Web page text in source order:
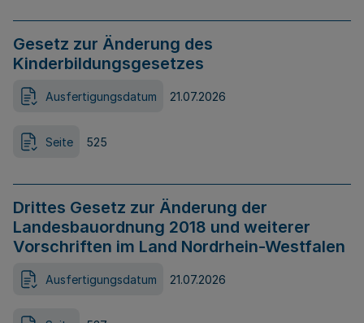
Gesetz zur Änderung des
Kinderbildungsgesetzes
Ausfertigungsdatum 21.07.2026
Seite 525
Drittes Gesetz zur Änderung der
Landesbauordnung 2018 und weiterer
Vorschriften im Land Nordrhein-Westfalen
Ausfertigungsdatum 21.07.2026